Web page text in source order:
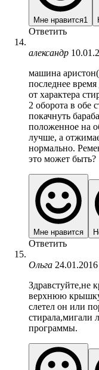
Мне нравится1
Ответить
александр
машина
последнее
от характера
2 оборота в обе
покачнуть
положенное на
лучше, а
нормально.
это может быть?
Мне нравится
Ответить
Ольга
Здравстуйте,не
верхнюю крышку
слетел он или
стирала,мигали
программы.